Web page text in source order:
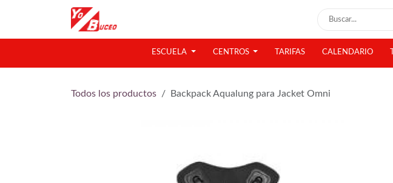
ESCUELA CENTROS TARIFAS CALENDARIO
Todos los productos Backpack Aqualung para Jacket Omni